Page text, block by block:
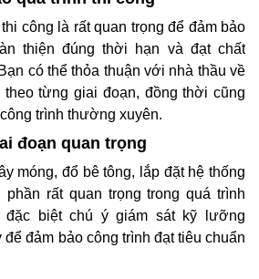
công là rất quan trọng để đảm bảo
thiện đúng thời hạn và đạt chất
có thể thỏa thuận với nhà thầu về
từng giai đoạn, đồng thời cũng
trình thường xuyên.
đoạn quan trọng
móng, đổ bê tông, lắp đặt hệ thống
rất quan trọng trong quá trình
đặc biệt chú ý giám sát kỹ lưỡng
đảm bảo công trình đạt tiêu chuẩn